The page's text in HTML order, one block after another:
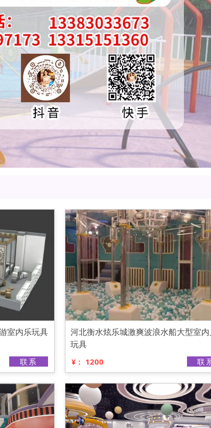
室内乐玩具
联系
河北衡水炫乐城激爽波浪水船大型室
玩具
¥： 1200 联